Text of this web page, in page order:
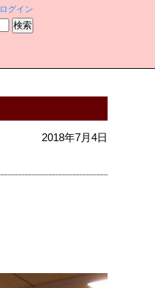
ログイン
2018年7月4日